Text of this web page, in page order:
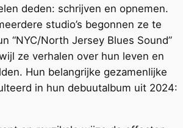
deden: schrijven en opnemen.
studio’s begonnen ze te
“NYC/North Jersey Blues Sound”
ze verhalen over hun leven en
Hun belangrijke gezamenlijke
in hun debuutalbum uit 2024: